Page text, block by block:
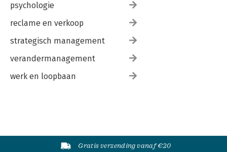
psychologie
reclame en verkoop
strategisch management
verandermanagement
werk en loopbaan
Gratis verzending vanaf €20